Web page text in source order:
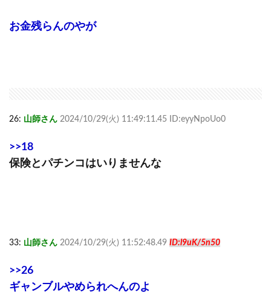
お金残らんのやが
26: 山師さん 2024/10/29(火) 11:49:11.45 ID:eyyNpoUo0
>>18
保険とパチンコはいりませんな
33: 山師さん 2024/10/29(火) 11:52:48.49 ID:l9uK/5n50
>>26
ギャンブルやめられへんのよ